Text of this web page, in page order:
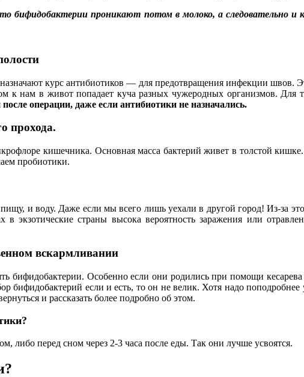
бифидобактерии проникают потом в молоко, а следовательно
курс антибиотиков — для предотвращения инфекции
к нам в живот попадает куча разных чужеродных организмов.
операции, даже если антибиотики не назначались.
прохода.
кишечника. Основная масса бактерий живет в толстой
пробиотики.
и воду. Даже если мы всего лишь уехали в другой город! Из-за
экзотические страны высока вероятность заражения или
вскармливании
бифидобактерии. Особенно если они родились при помощи
бифидобактерий если и есть, то он не велик. Хотя надо
и рассказать более подробно об этом.
либо перед сном через 2-3 часа после еды. Так они лучше усвоятся.